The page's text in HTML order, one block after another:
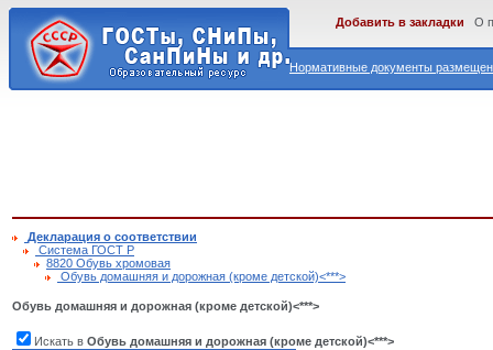
Нормативные документы
Добавить в закладки О
Декларация о соответствии
Cистема ГОСТ Р
8820 Обувь хромовая
Обувь домашняя и дорожная (кроме детской)<***>
Обувь домашняя и дорожная (кроме детской)<***>
Искать в Обувь домашняя и дорожная (кроме детской)<***>